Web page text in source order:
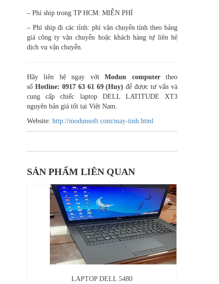
– Phí ship trong TP HCM: MIỄN PHÍ
– Phí ship đi các tỉnh: phí vận chuyển tính theo bảng
giá công ty vận chuyển hoặc khách hàng tự liên hệ
dịch vụ vận chuyển.
Hãy liên hệ ngay vớiModun computertheo
số Hotline: 0917 63 61 69 (Huy) để được tư vấn và
cung cấp chiếc laptop DELL LATITUDE XT3
nguyên bản giá tốt tại Việt Nam.
Website: http://modunsoft.com/may-tinh.html
SẢN PHẨM LIÊN QUAN
LAPTOP DELL 5480